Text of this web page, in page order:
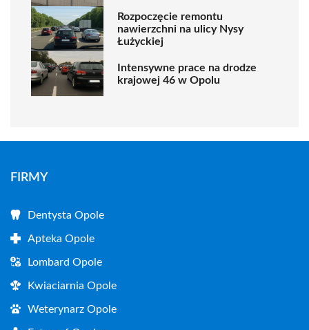
Rozpoczęcie remontu
nawierzchni na ulicy Nysy
Łużyckiej
Intensywne prace na drodze
krajowej 46 w Opolu
FIRMY
Dentysta Opole
Apteka Opole
Lombard Opole
Kwiaciarnia Opole
Weterynarz Opole